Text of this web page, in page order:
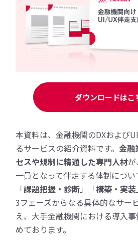
ダウンロードはこ
本資料は、金融機関のDXおよび
るサービスの紹介資料です。金融
セスや規制に精通した専門人材
一員となって伴走する体制につい
「課題把握・診断」「構築・実装
3フェーズからなる具体的なサー
え、大手金融機関における導入
めております。